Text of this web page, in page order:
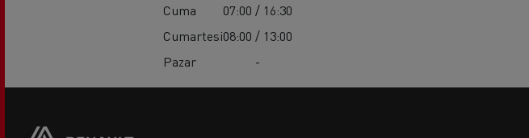
Cuma
07:00 / 16:30
Cumartesi08:00 / 13:00
Pazar
-